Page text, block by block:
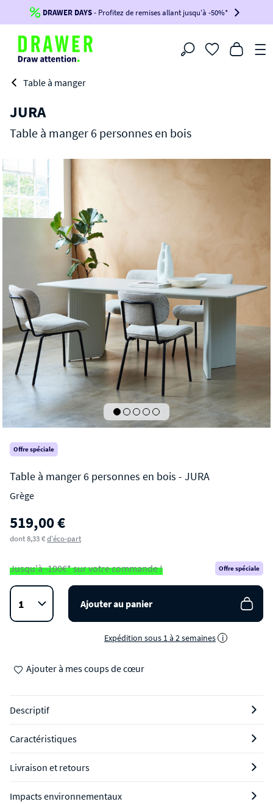
Jusqu'à-100€*sur votre commande !
BIKINI100
-voir conditions en bas de page-
DRAWER DAYS- Profitez de remises allant jusqu'à -50%*
Filtrer
Table à manger
JURA
Table à manger 6 personnes en bois
Offre spéciale
JURA
Table à manger 6 personnes en bois
Grège
519,00 €
dont 8,33 €d'éco-part
Jusqu'à -100€* sur votre commande ! Offre spéciale
Ajouter au panier
Expédition sous 1 à 2 semaines i
Ajouter à mes coups de cœur
Descriptif
Caractéristiques
Livraison et retours
Impacts environnementaux